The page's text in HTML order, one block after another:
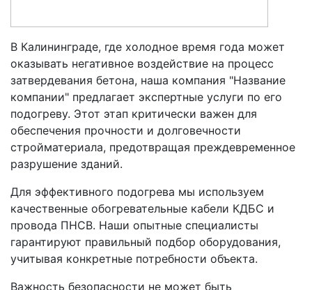
В Калининграде, где холодное время года может
оказывать негативное воздействие на процесс
затвердевания бетона, наша компания "Название
компании" предлагает экспертные услуги по его
подогреву. Этот этап критически важен для
обеспечения прочности и долговечности
стройматериала, предотвращая преждевременное
разрушение зданий.
Для эффективного подогрева мы используем
качественные обогревательные кабели КДБС и
провода ПНСВ. Наши опытные специалисты
гарантируют правильный подбор оборудования,
учитывая конкретные потребности объекта.
Важность безопасности не может быть